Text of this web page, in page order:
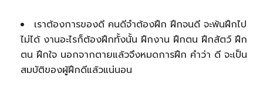
เราต้องการของดี คนดีจำต้องฝึก ฝึกจนดี จะพ้นฝึกไป
ไม่ได้ งานอะไรก็ต้องฝึกทั้งนั้น ฝึกงาน ฝึกตน ฝึกสัตว์ ฝึก
ตน ฝึกใจ นอกจากตายแล้วจึงหมดการฝึก คำว่า ดี จะเป็น
สมบัติของผู้ฝึกดีแล้วแน่นอน